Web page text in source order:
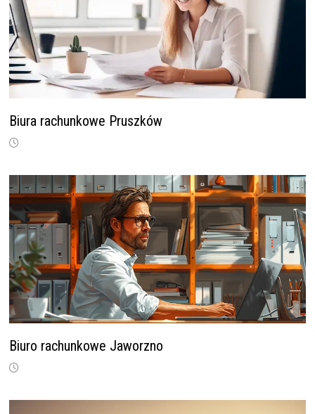
Biura rachunkowe Pruszków
Biuro rachunkowe Jaworzno